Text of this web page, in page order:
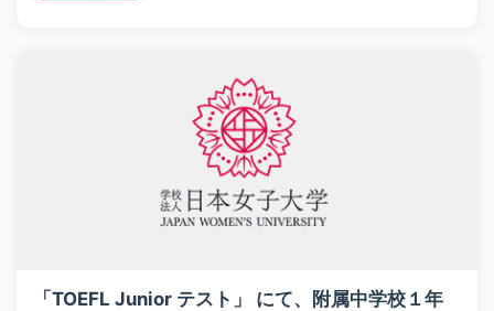
「TOEFL Junior テスト」 にて、附属中学校１年